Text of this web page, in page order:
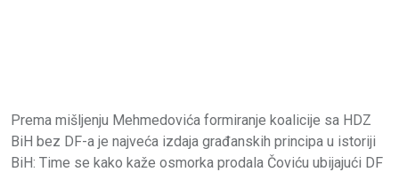
Prema mišljenju Mehmedovića formiranje koalicije sa HDZ
BiH bez DF-a je najveća izdaja građanskih principa u istoriji
BiH: Time se kako kaže osmorka prodala Čoviću ubijajući DF